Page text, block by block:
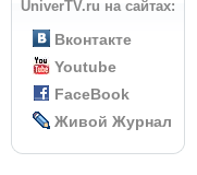
UniverTV.ru на сайтах:
Вконтакте
Youtube
FaceBook
Живой Журнал